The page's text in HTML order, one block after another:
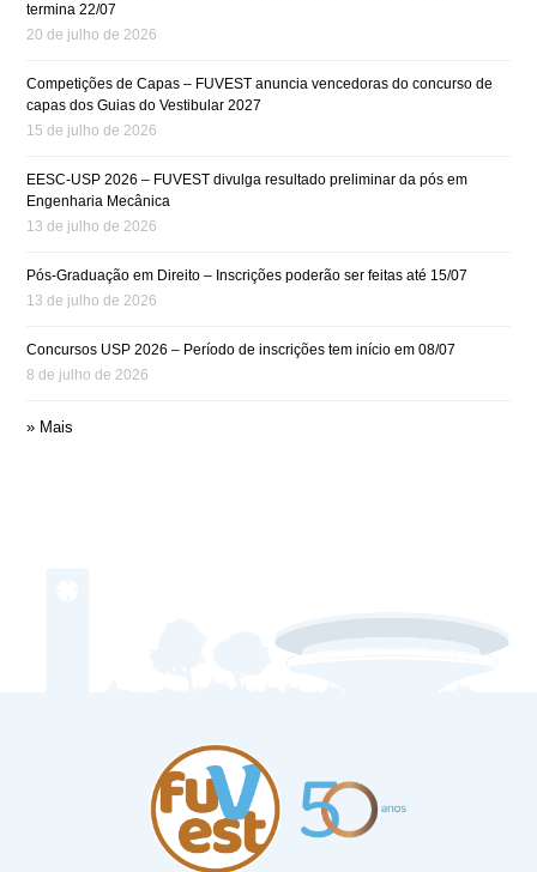
termina 22/07
20 de julho de 2026
Competições de Capas – FUVEST anuncia vencedoras do concurso de
capas dos Guias do Vestibular 2027
15 de julho de 2026
EESC-USP 2026 – FUVEST divulga resultado preliminar da pós em
Engenharia Mecânica
13 de julho de 2026
Pós-Graduação em Direito – Inscrições poderão ser feitas até 15/07
13 de julho de 2026
Concursos USP 2026 – Período de inscrições tem início em 08/07
8 de julho de 2026
» Mais